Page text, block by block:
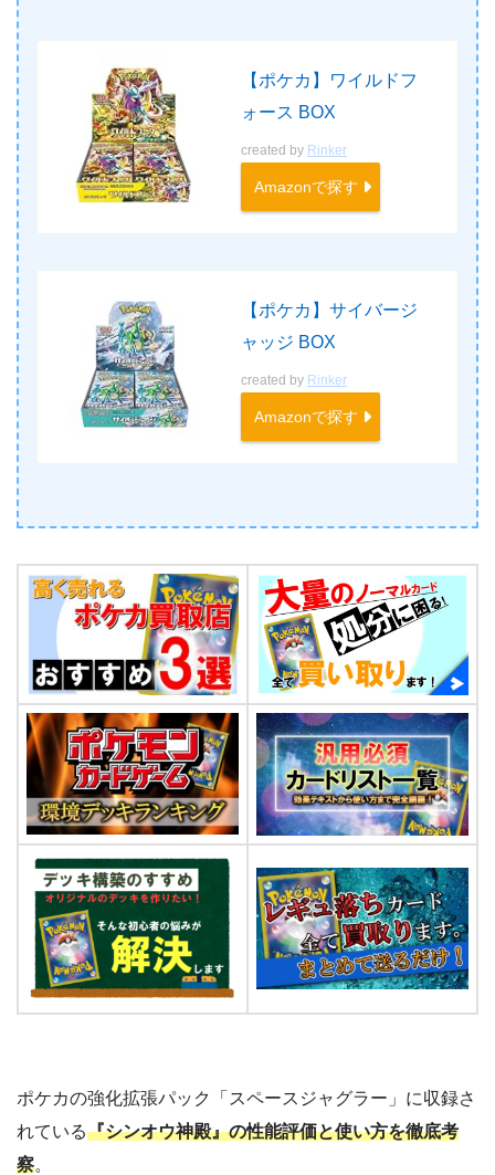
【ポケカ】ワイルドフ
ォース BOX
created by Rinker
Amazonで探す
【ポケカ】サイバージ
ャッジ BOX
created by Rinker
Amazonで探す
ポケカの強化拡張パック「スペースジャグラー」に収録さ
れている『シンオウ神殿』の性能評価と使い方を徹底考
察。